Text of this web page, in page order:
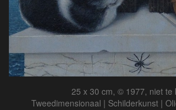
25 x 30 cm, © 1977, niet te
Tweedimensionaal | Schilderkunst |